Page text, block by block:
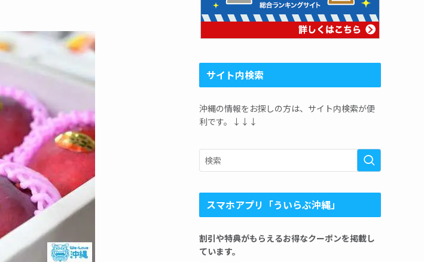
サイト内検索
沖縄の情報をお探しの方は、サイト内検索が便
利です。↓↓↓
スマホアプリ「ういらぶ沖縄」
割引や特典がもらえるお得なクーポンを掲載し
ています。